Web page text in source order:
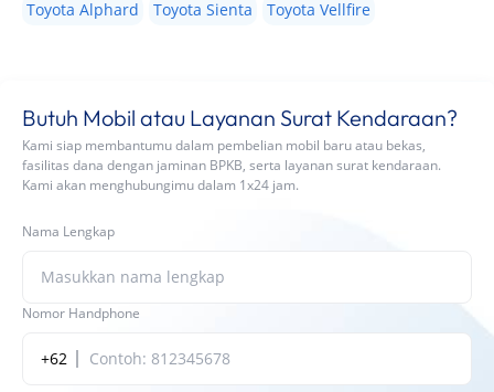
Toyota Alphard
Toyota Sienta Toyota Vellfire
Butuh Mobil atau Layanan Surat Kendaraan?
Kami siap membantumu dalam pembelian mobil baru atau bekas,
fasilitas dana dengan jaminan BPKB, serta layanan surat kendaraan.
Kami akan menghubungimu dalam 1x24 jam.
Nama Lengkap
Nomor Handphone
+62